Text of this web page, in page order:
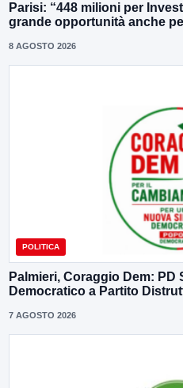
Parisi: “448 milioni per
grande opportunità anche
8 AGOSTO 2026
POLITICA
Palmieri, Coraggio Dem: PD
Democratico a Partito
7 AGOSTO 2026